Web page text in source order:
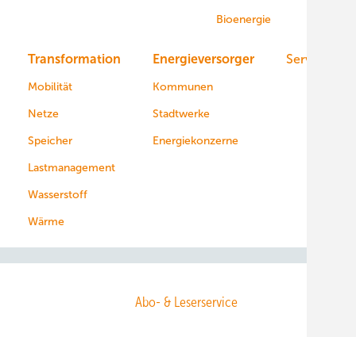
Bioenergie
Transformation
Mobilität
Netze
Speicher
Lastmanagement
Wasserstoff
Wärme
Energieversorger
Kommunen
Stadtwerke
Energiekonzerne
Service
Abo- & Leserservice